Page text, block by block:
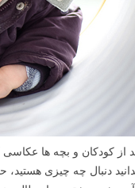
از کودکان و بچه ها عکاسی
دنبال چه چیزی